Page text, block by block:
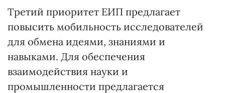
Третий приоритет ЕИП предлагает
повысить мобильность исследователей
для обмена идеями, знаниями и
навыками. Для обеспечения
взаимодействия науки и
промышленности предлагается